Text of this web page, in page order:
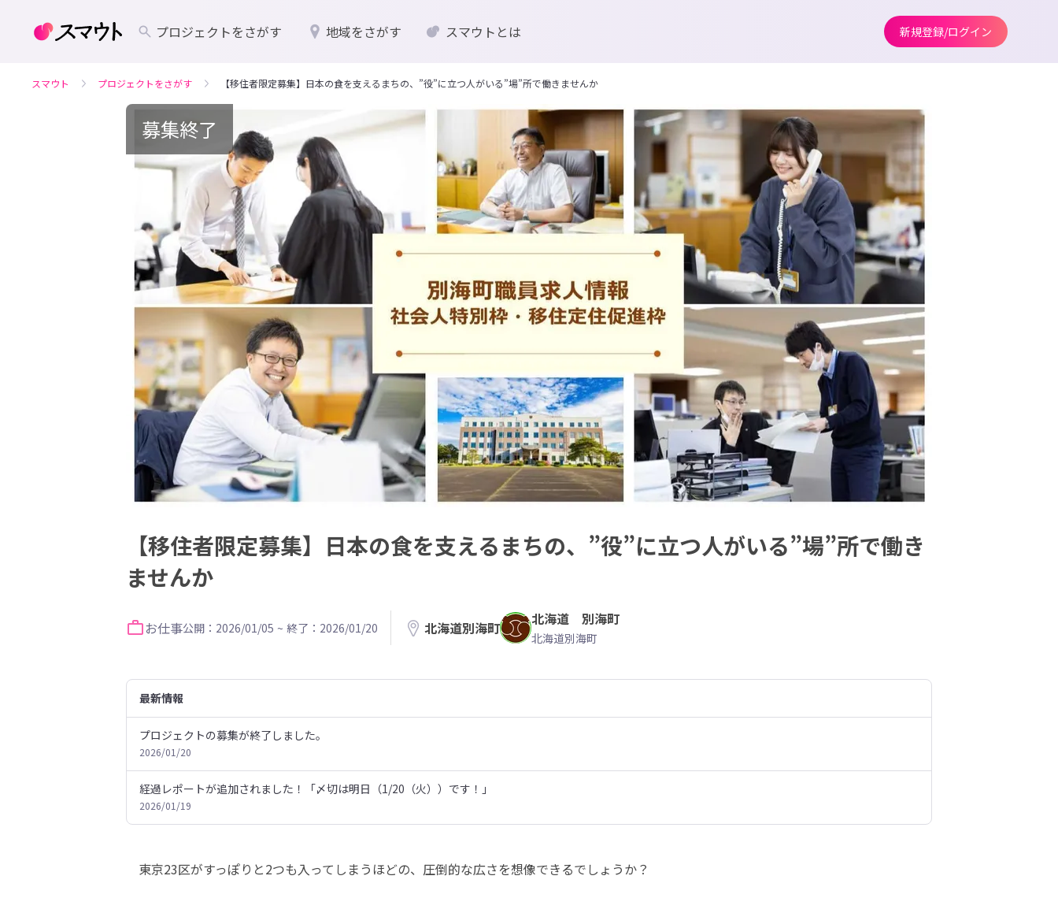
プロジェクトをさがす 地域をさがす スマウトとは 新規登録/ログイン
スマウト プロジェクトをさがす 【移住者限定募集】日本の食を支えるまちの、”役”に立つ人がいる”場”所で働きませんか
募集終了
【移住者限定募集】日本の食を支えるまちの、”役”に立つ人がいる”場”所で働き
ませんか
お仕事公開：2026/01/05 ~ 終了：2026/01/20 北海道別海町 北海道 別海町
北海道別海町
最新情報
プロジェクトの募集が終了しました。
2026/01/20
経過レポートが追加されました！「〆切は明日（1/20（火））です！」
2026/01/19
東京23区がすっぽりと2つも入ってしまうほどの、圧倒的な広さを想像できるでしょうか？